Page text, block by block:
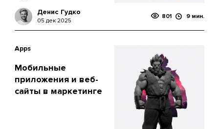
Денис Гудко
05 дек 2025
801 9 мин.
Apps
Мобильные
приложения и веб-
сайты в маркетинге